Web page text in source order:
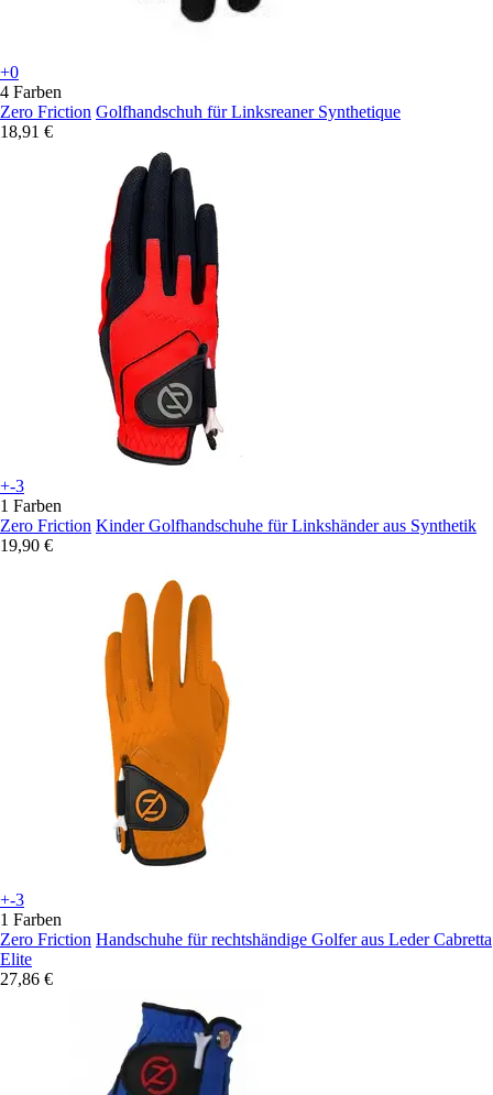
+0
4 Farben
Zero Friction Golfhandschuh für Linksreaner Synthetique
18,91 €
+-3
1 Farben
Zero Friction Kinder Golfhandschuhe für Linkshänder aus Synthetik
19,90 €
+-3
1 Farben
Zero Friction Handschuhe für rechtshändige Golfer aus Leder Cabretta
Elite
27,86 €